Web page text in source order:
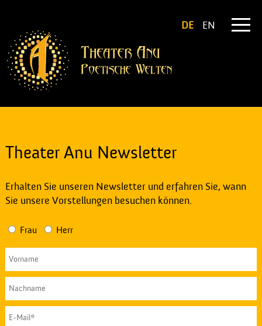
DE EN
Theater Anu Newsletter
Erhalten Sie unseren Newsletter und erfahren Sie, wann
Sie unsere Vorstellungen besuchen können.
Frau Herr